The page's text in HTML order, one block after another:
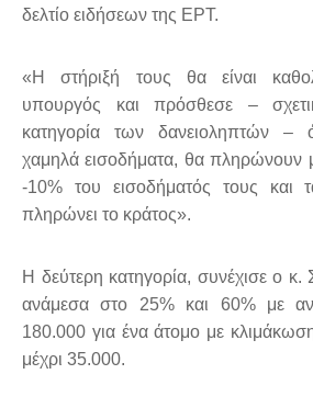
δελτίο ειδήσεων της ΕΡΤ.
«Η στήριξή τους θα είναι
υπουργός και πρόσθεσε –
κατηγορία των δανειοληπτών –
χαμηλά εισοδήματα, θα πληρώνουν
-10% του εισοδήματός τους και
πληρώνει το κράτος».
Η δεύτερη κατηγορία, συνέχισε ο κ.
ανάμεσα στο 25% και 60% με
180.000 για ένα άτομο με
μέχρι 35.000.